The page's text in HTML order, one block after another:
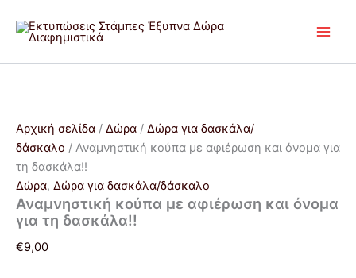
στο
περιεχόμενο
Αρχική σελίδα / Δώρα / Δώρα για δασκάλα/
δάσκαλο / Αναμνηστική κούπα με αφιέρωση και όνομα για
τη δασκάλα!!
Δώρα, Δώρα για δασκάλα/δάσκαλο
Αναμνηστική κούπα με αφιέρωση και όνομα
για τη δασκάλα!!
€9,00
κούπα
δασκάλα!!
ποσότητα